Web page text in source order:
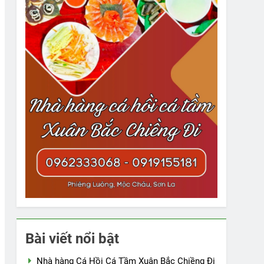
Bài viết nổi bật
Nhà hàng Cá Hồi Cá Tầm Xuân Bắc Chiềng Đi